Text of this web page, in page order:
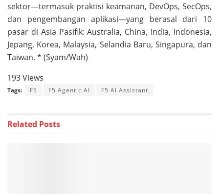
sektor—termasuk praktisi keamanan, DevOps, SecOps,
dan pengembangan aplikasi—yang berasal dari 10
pasar di Asia Pasifik: Australia, China, India, Indonesia,
Jepang, Korea, Malaysia, Selandia Baru, Singapura, dan
Taiwan. * (Syam/Wah)
193 Views
Tags: F5 F5 Agentic AI F5 AI Assistant
Related Posts